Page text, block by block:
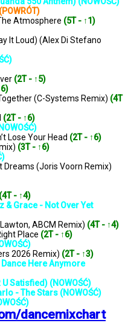
Atmosphere (5T - ↑1)
It Loud) (Alex Di Stefano
(2T - ↑5)
(C-Systems Remix) (4T
(2T - ↑6)
Lose Your Head (2T - ↑6)
(3T - ↑6)
Dreams (Joris Voorn Remix)
(4T - ↑4)
& Grace - Not Over Yet
ABCM Remix) (4T - ↑4)
Place (2T - ↑6)
2026 Remix) (2T - ↑3)
Dance Here Anymore
Satisfied) (NOWOŚĆ)
- The Stars (NOWOŚĆ)
dancemixchart